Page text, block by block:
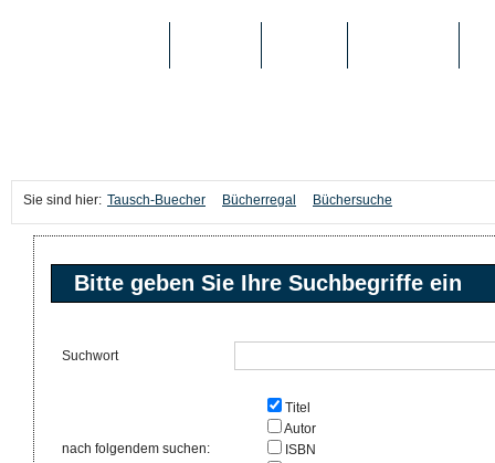
Sie sind hier: Tausch-Buecher Bücherregal Büchersuche
Bitte geben Sie Ihre Suchbegriffe ein
Suchwort
nach folgendem suchen:
Titel
Autor
ISBN